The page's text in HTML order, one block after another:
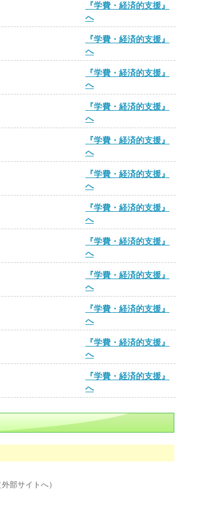
『学費・経済的支援』
へ
『学費・経済的支援』
へ
『学費・経済的支援』
へ
『学費・経済的支援』
へ
『学費・経済的支援』
へ
『学費・経済的支援』
へ
『学費・経済的支援』
へ
『学費・経済的支援』
へ
『学費・経済的支援』
へ
『学費・経済的支援』
へ
『学費・経済的支援』
へ
『学費・経済的支援』
へ
外部サイトへ）